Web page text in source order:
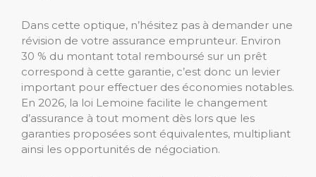
Dans cette optique, n’hésitez pas à demander une
révision de votre assurance emprunteur. Environ
30 % du montant total remboursé sur un prêt
correspond à cette garantie, c’est donc un levier
important pour effectuer des économies notables.
En 2026, la loi Lemoine facilite le changement
d’assurance à tout moment dès lors que les
garanties proposées sont équivalentes, multipliant
ainsi les opportunités de négociation.